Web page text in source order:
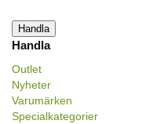
Handla
Handla
Outlet
Nyheter
Varumärken
Specialkategorier